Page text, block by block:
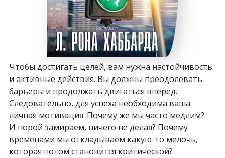
Чтобы достигать целей, вам нужна настойчивость
и активные действия. Вы должны преодолевать
барьеры и продолжать двигаться вперед.
Следовательно, для успеха необходима ваша
личная мотивация. Почему же мы часто медлим?
И порой замираем, ничего не делая? Почему
временами мы откладываем какую-то мелочь,
которая потом становится критической?